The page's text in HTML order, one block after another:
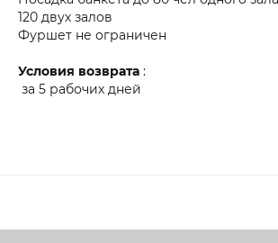
120 двух залов
Фуршет не ограничен
Условия возврата :
за 5 рабочих дней